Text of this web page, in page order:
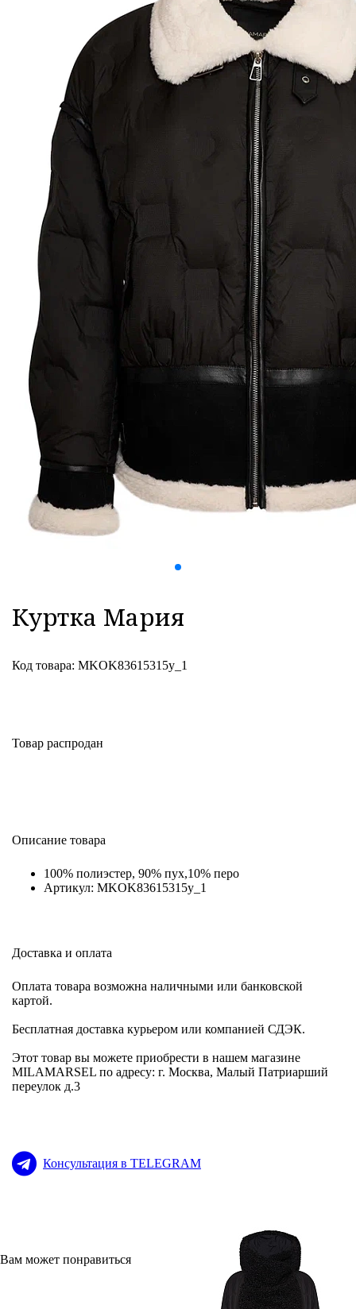
Куртка Мария
Код товара: MKOK83615315y_1
Товар распродан
Описание товара
100% полиэстер, 90% пух,10% перо
Артикул: MKOK83615315y_1
Доставка и оплата
Оплата товара возможна наличными или банковской
картой.
Бесплатная доставка курьером или компанией СДЭК.
Этот товар вы можете приобрести в нашем магазине
MILAMARSEL по адресу: г. Москва, Малый Патриарший
переулок д.3
Консультация в TELEGRAM
Вам может понравиться